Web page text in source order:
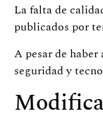
La falta de
publicados por
A pesar de
seguridad y